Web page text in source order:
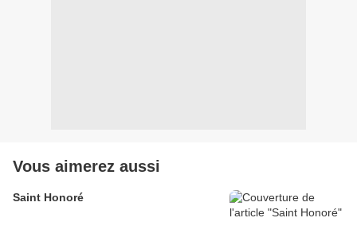
Vous aimerez aussi
Saint Honoré